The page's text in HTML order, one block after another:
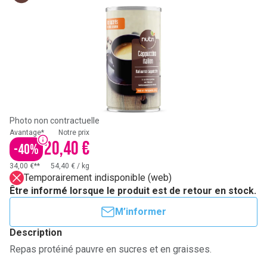
Photo non contractuelle
Avantage*
-40%
Notre prix
20,40 €
34,00 €** 54,40 € / kg
Temporairement indisponible (web)
Être informé lorsque le produit est de retour en stock.
M’informer
Description
Repas protéiné pauvre en sucres et en graisses.